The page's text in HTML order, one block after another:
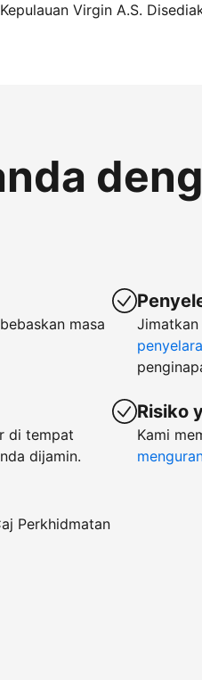
Virgin A.S.
masa
di tempat
dijamin.
Perkhidmatan
Jimatkan
Risiko
Kami